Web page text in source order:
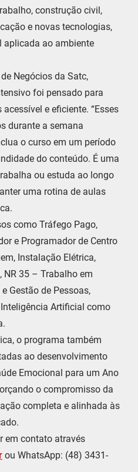
construção civil,
e novas tecnologias,
ao ambiente
Negócios da Satc,
foi pensado para
e eficiente. “Esses
durante a semana
o curso em um período
do conteúdo. É uma
ou estuda ao longo
uma rotina de aulas
como Tráfego Pago,
e Programador de Centro
Instalação Elétrica,
NR 35 – Trabalho em
Gestão de Pessoas,
Artificial como
o programa também
ao desenvolvimento
Emocional para um Ano
o compromisso da
completa e alinhada às
em contato através
ou WhatsApp: (48) 3431-